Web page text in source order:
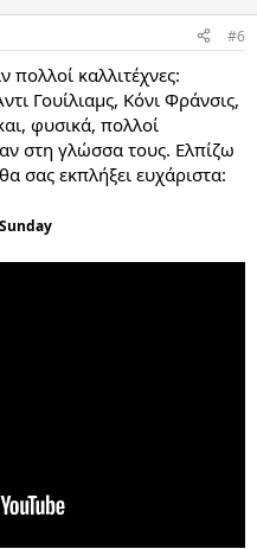
#6
πολλοί καλλιτέχνες:
Γουίλιαμς, Κόνι Φράνσις,
φυσικά, πολλοί
στη γλώσσα τους. Ελπίζω
σας εκπλήξει ευχάριστα: